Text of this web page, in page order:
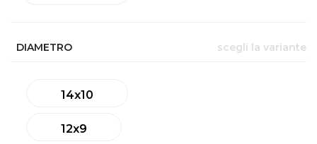
DIAMETRO scegli la variante
14x10
12x9